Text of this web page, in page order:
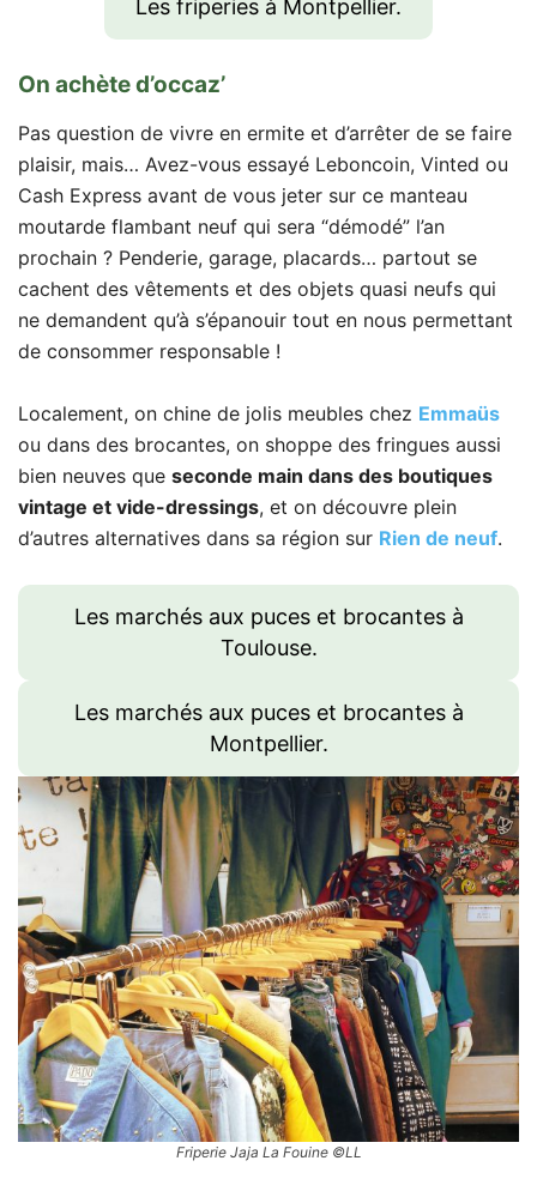
Les friperies à Montpellier.
On achète d’occaz’
Pas question de vivre en ermite et d’arrêter de se faire
plaisir, mais… Avez-vous essayé Leboncoin, Vinted ou
Cash Express avant de vous jeter sur ce manteau
moutarde flambant neuf qui sera “démodé” l’an
prochain ? Penderie, garage, placards… partout se
cachent des vêtements et des objets quasi neufs qui
ne demandent qu’à s’épanouir tout en nous permettant
de consommer responsable !
Localement, on chine de jolis meubles chez Emmaüs
ou dans des brocantes, on shoppe des fringues aussi
bien neuves que seconde main dans des boutiques
vintage et vide-dressings, et on découvre plein
d’autres alternatives dans sa région sur Rien de neuf.
Les marchés aux puces et brocantes à
Toulouse.
Les marchés aux puces et brocantes à
Montpellier.
Friperie Jaja La Fouine ©LL